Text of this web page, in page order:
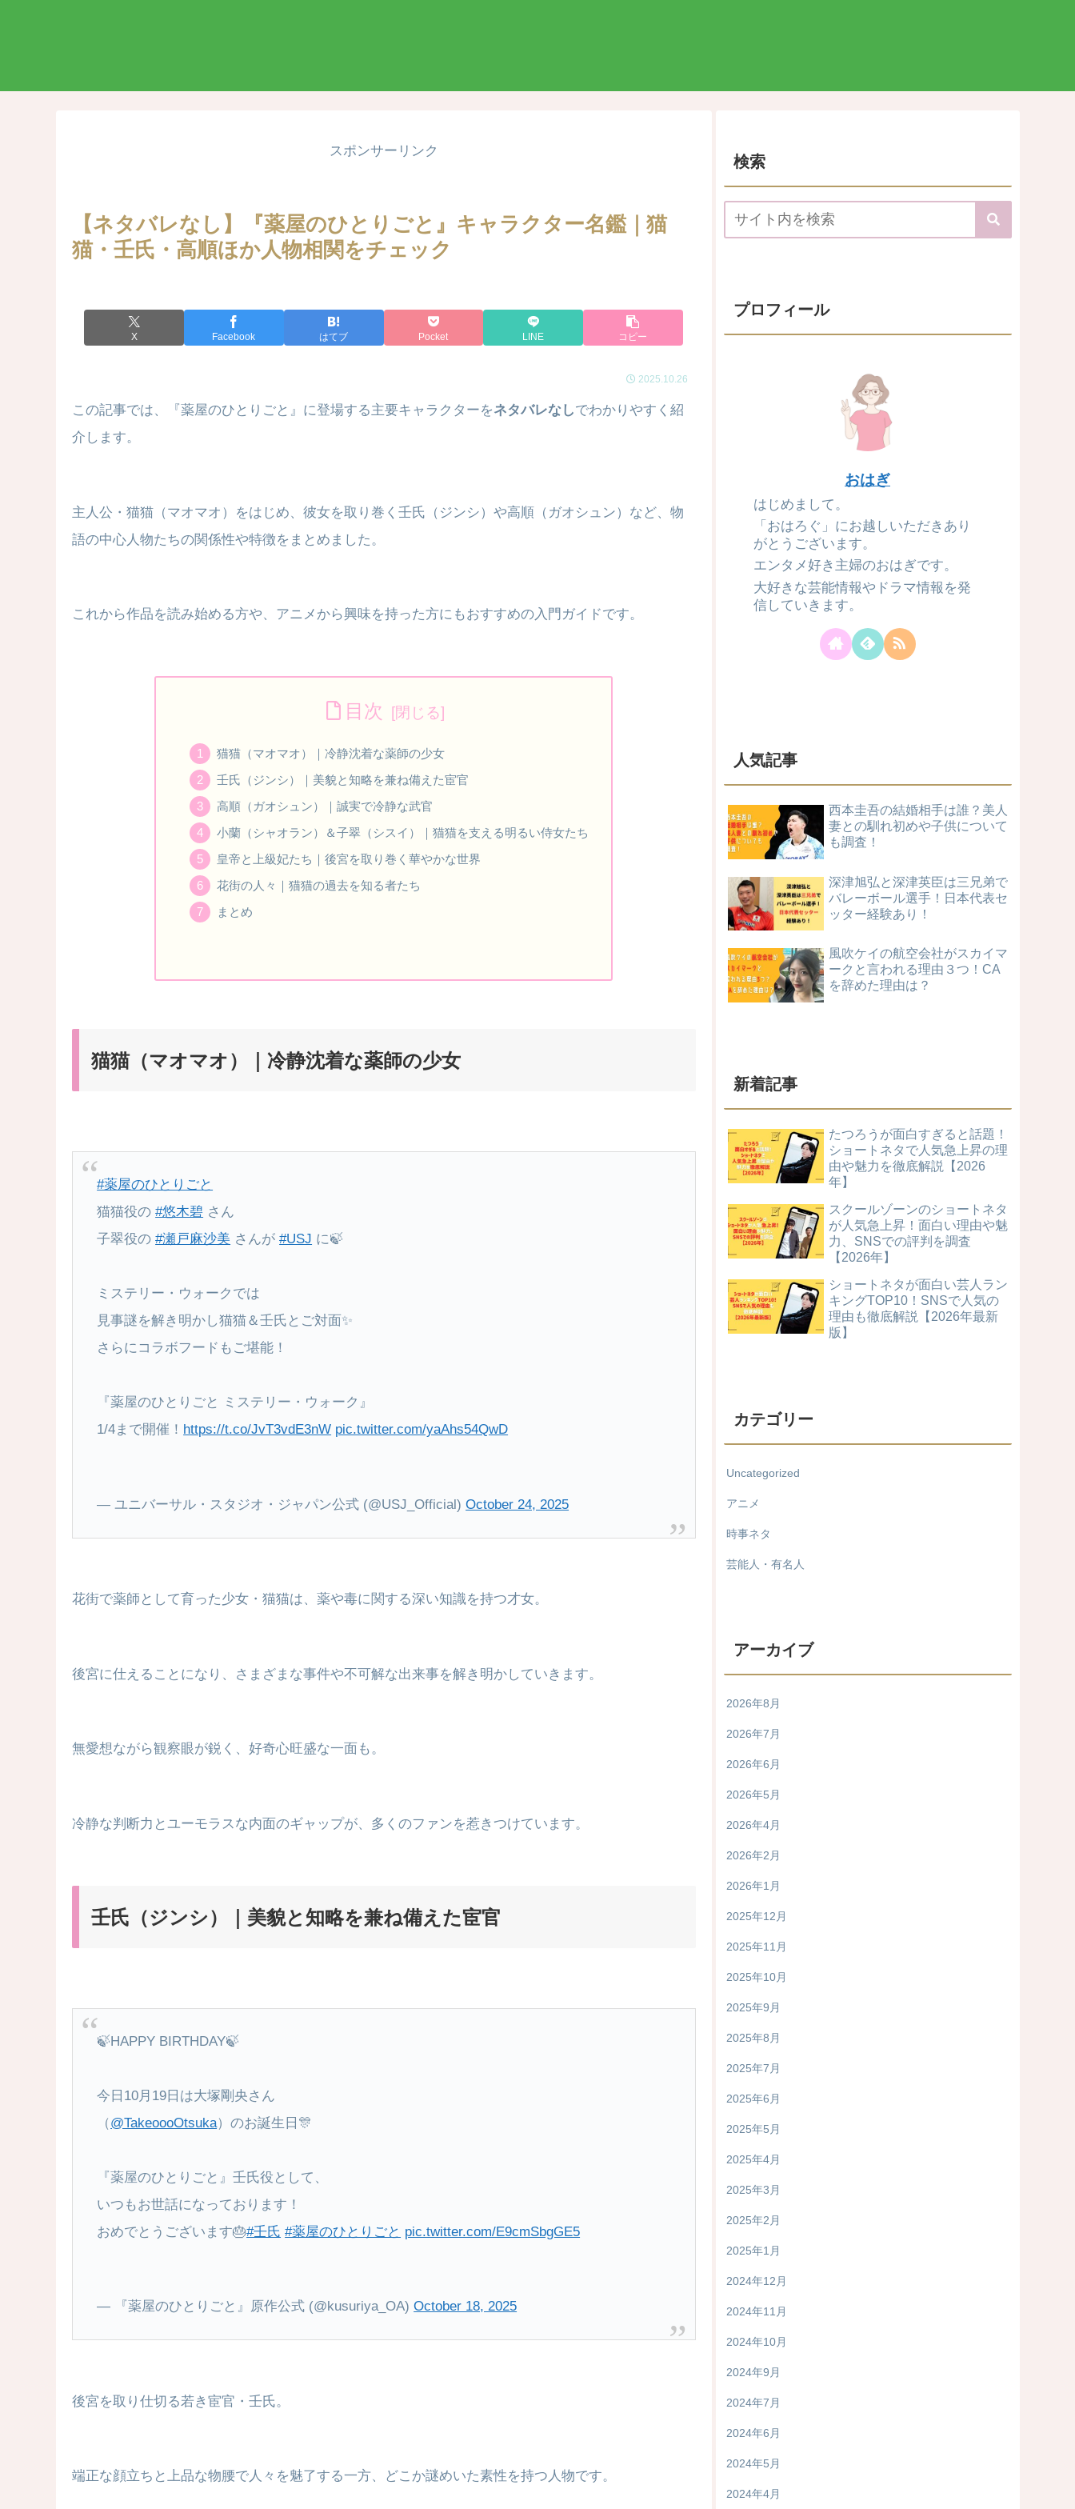
スポンサーリンク
【ネタバレなし】『薬屋のひとりごと』キャラクター名鑑｜猫
猫・壬氏・高順ほか人物相関をチェック
X Facebook はてブ Pocket LINE コピー
2025.10.26
この記事では、『薬屋のひとりごと』に登場する主要キャラクターをネタバレなしでわかりやすく紹
介します。
主人公・猫猫（マオマオ）をはじめ、彼女を取り巻く壬氏（ジンシ）や高順（ガオシュン）など、物
語の中心人物たちの関係性や特徴をまとめました。
これから作品を読み始める方や、アニメから興味を持った方にもおすすめの入門ガイドです。
目次
猫猫（マオマオ）｜冷静沈着な薬師の少女
壬氏（ジンシ）｜美貌と知略を兼ね備えた宦官
高順（ガオシュン）｜誠実で冷静な武官
小蘭（シャオラン）＆子翠（シスイ）｜猫猫を支える明るい侍女たち
皇帝と上級妃たち｜後宮を取り巻く華やかな世界
花街の人々｜猫猫の過去を知る者たち
まとめ
猫猫（マオマオ）｜冷静沈着な薬師の少女
#薬屋のひとりごと
猫猫役の#悠木碧 さん
子翠役の#瀬戸麻沙美 さんが#USJ に🍃
ミステリー・ウォークでは
見事謎を解き明かし猫猫＆壬氏とご対面✨
さらにコラボフードもご堪能！
『薬屋のひとりごと ミステリー・ウォーク』
1/4まで開催！ https://t.co/JvT3vdE3nW pic.twitter.com/yaAhs54QwD
— ユニバーサル・スタジオ・ジャパン公式 (@USJ_Official)October 24, 2025
花街で薬師として育った少女・猫猫は、薬や毒に関する深い知識を持つ才女。
後宮に仕えることになり、さまざまな事件や不可解な出来事を解き明かしていきます。
無愛想ながら観察眼が鋭く、好奇心旺盛な一面も。
冷静な判断力とユーモラスな内面のギャップが、多くのファンを惹きつけています。
壬氏（ジンシ）｜美貌と知略を兼ね備えた宦官
🍃HAPPY BIRTHDAY🍃
今日10月19日は大塚剛央さん
（@TakeoooOtsuka）のお誕生日🎊
『薬屋のひとりごと』壬氏役として、
いつもお世話になっております！
おめでとうございます🎂#壬氏 #薬屋のひとりごと pic.twitter.com/E9cmSbgGE5
— 『薬屋のひとりごと』原作公式 (@kusuriya_OA)October 18, 2025
後宮を取り仕切る若き宦官・壬氏。
端正な顔立ちと上品な物腰で人々を魅了する一方、どこか謎めいた素性を持つ人物です。
検索
プロフィール
おはぎ
はじめまして。
「おはろぐ」にお越しいただきあり
がとうございます。
エンタメ好き主婦のおはぎです。
大好きな芸能情報やドラマ情報を発
信していきます。
人気記事
西本圭吾の結婚相手は誰？美人
妻との馴れ初めや子供について
も調査！
深津旭弘と深津英臣は三兄弟で
バレーボール選手！日本代表セ
ッター経験あり！
風吹ケイの航空会社がスカイマ
ークと言われる理由３つ！CA
を辞めた理由は？
新着記事
たつろうが面白すぎると話題！
ショートネタで人気急上昇の理
由や魅力を徹底解説【2026
年】
スクールゾーンのショートネタ
が人気急上昇！面白い理由や魅
力、SNSでの評判を調査
【2026年】
ショートネタが面白い芸人ラン
キングTOP10！SNSで人気の
理由も徹底解説【2026年最新
版】
カテゴリー
Uncategorized
アニメ
時事ネタ
芸能人・有名人
アーカイブ
2026年8月
2026年7月
2026年6月
2026年5月
2026年4月
2026年2月
2026年1月
2025年12月
2025年11月
2025年10月
2025年9月
2025年8月
2025年7月
2025年6月
2025年5月
2025年4月
2025年3月
2025年2月
2025年1月
2024年12月
2024年11月
2024年10月
2024年9月
2024年7月
2024年6月
2024年5月
2024年4月